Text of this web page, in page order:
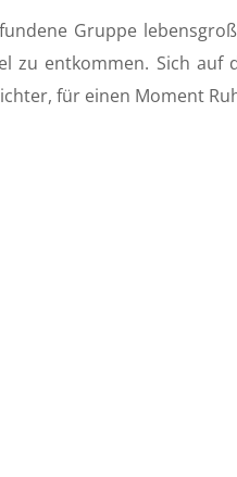
Gruppe
zu entkommen. Sich auf
für einen Moment